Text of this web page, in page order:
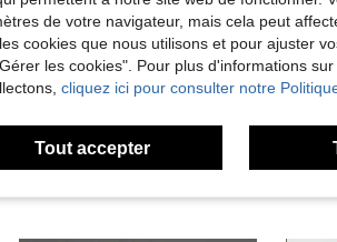
4,22€
de votre navigateur, mais cela peut
cookies que nous utilisons et pour ajuster
les cookies". Pour plus d'informations
cliquez ici pour consulter notre
Tout accepter